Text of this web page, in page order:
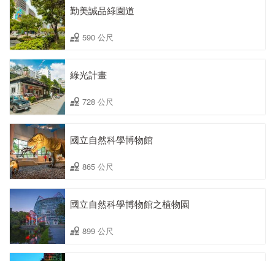
勤美誠品綠園道
590 公尺
綠光計畫
728 公尺
國立自然科學博物館
865 公尺
國立自然科學博物館之植物園
899 公尺